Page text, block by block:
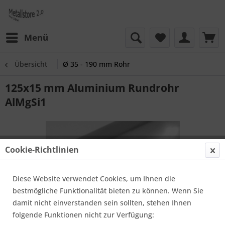
Menü
Übersicht Ø 35 - 190 mm Rohr
125x15 mm Aluminium Rundrohr
AlMgSi1
Cookie-Richtlinien
Diese Website verwendet Cookies, um Ihnen die
bestmögliche Funktionalität bieten zu können. Wenn Sie
damit nicht einverstanden sein sollten, stehen Ihnen
folgende Funktionen nicht zur Verfügung: